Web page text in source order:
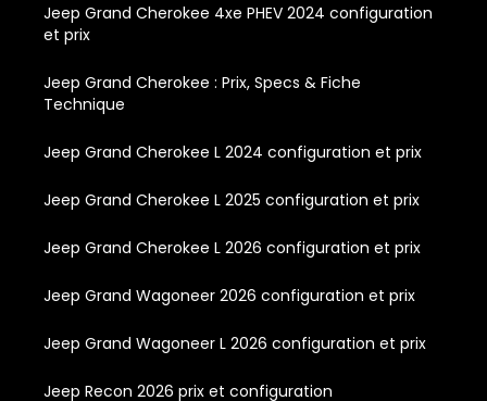
Jeep Grand Cherokee 4xe PHEV 2024 configuration
et prix
Jeep Grand Cherokee : Prix, Specs & Fiche
Technique
Jeep Grand Cherokee L 2024 configuration et prix
Jeep Grand Cherokee L 2025 configuration et prix
Jeep Grand Cherokee L 2026 configuration et prix
Jeep Grand Wagoneer 2026 configuration et prix
Jeep Grand Wagoneer L 2026 configuration et prix
Jeep Recon 2026 prix et configuration